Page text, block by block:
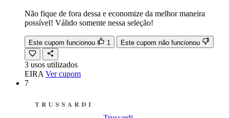
Não fique de fora dessa e economize da melhor maneira
possível! Válido somente nessa seleção!
Este cupom funcionou 1 Este cupom não funcionou
3 usos utilizados
EIRA Ver cupom
7